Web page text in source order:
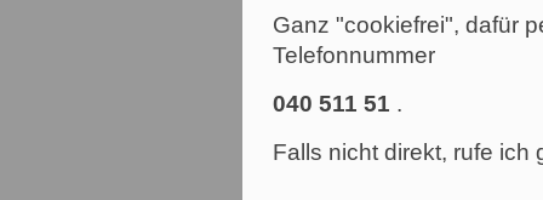
Ganz "cookiefrei", dafür
Telefonnummer
040 511 51 .
Falls nicht direkt, rufe ich